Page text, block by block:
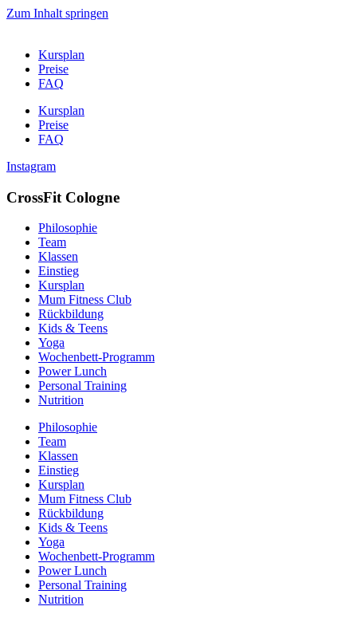
Zum Inhalt springen
Kursplan
Preise
FAQ
Kursplan
Preise
FAQ
Instagram
CrossFit Cologne
Philosophie
Team
Klassen
Einstieg
Kursplan
Mum Fitness Club
Rückbildung
Kids & Teens
Yoga
Wochenbett-Programm
Power Lunch
Personal Training
Nutrition
Philosophie
Team
Klassen
Einstieg
Kursplan
Mum Fitness Club
Rückbildung
Kids & Teens
Yoga
Wochenbett-Programm
Power Lunch
Personal Training
Nutrition